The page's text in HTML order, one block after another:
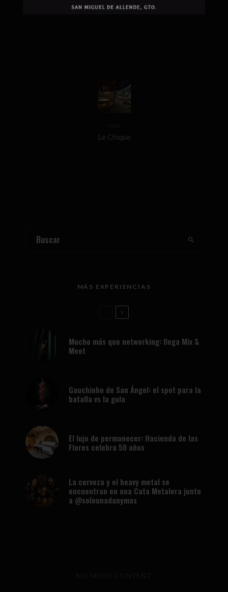
Le Chique
MÁS EXPERIENCIAS
Mucho más que networking: llega Mix &
Meet
Gauchinho de San Ángel: el spot para la
batalla vs la gula
El lujo de permanecer: Hacienda de las
Flores celebra 50 años
La cerveza y el heavy metal se
encuentran en una Cata Metalera junto
a @solounadanymas